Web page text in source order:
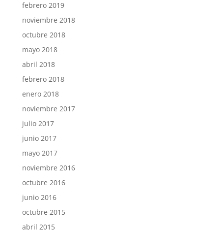
febrero 2019
noviembre 2018
octubre 2018
mayo 2018
abril 2018
febrero 2018
enero 2018
noviembre 2017
julio 2017
junio 2017
mayo 2017
noviembre 2016
octubre 2016
junio 2016
octubre 2015
abril 2015